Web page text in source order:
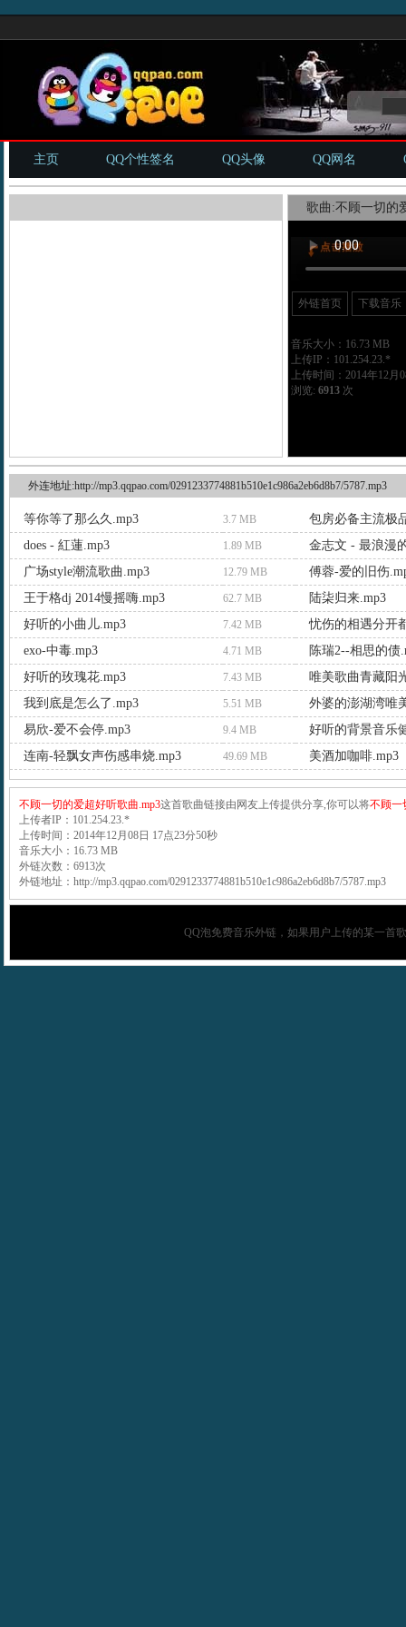
主页 QQ个性签名 QQ头像 QQ网名
歌曲:不顾一切的
外链首页 下载音乐
音乐大小：16.73 MB
上传IP：101.254.23.*
上传时间：2014年12月
浏览: 6913次
外连地址:http://mp3.qqpao.com/0291233774881b510e1c986a2eb6d8b7/5787.mp3
等你等了那么久.mp3 3.7 MB
包房必备主流极
does - 紅蓮.mp3
1.89 MB
金志文 - 最浪漫
广场style潮流歌曲.mp3
12.79 MB
傅蓉-爱的旧伤
王于格dj 2014慢摇嗨.mp3
62.7 MB
陆柒归来.mp3
好听的小曲儿.mp3
7.42 MB
忧伤的相遇分开
exo-中毒.mp3
4.71 MB
陈瑞2--相思的债
好听的玫瑰花.mp3
7.43 MB
唯美歌曲青藏阳
我到底是怎么了.mp3
5.51 MB
外婆的澎湖湾唯
易欣-爱不会停.mp3
9.4 MB
好听的背景音乐
连南-轻飘女声伤感串烧.mp3
49.69 MB 美酒加咖啡.mp3
不顾一切的爱超好听歌曲.mp3这首歌曲链接由网友上传提供分享,你可以将不顾一
上传者IP：101.254.23.*
上传时间：2014年12月08日 17点23分50秒
音乐大小：16.73 MB
外链次数：6913次
外链地址：http://mp3.qqpao.com/0291233774881b510e1c986a2eb6d8b7/5787.mp3
QQ泡免费音乐外链，如果用户上传的某一首